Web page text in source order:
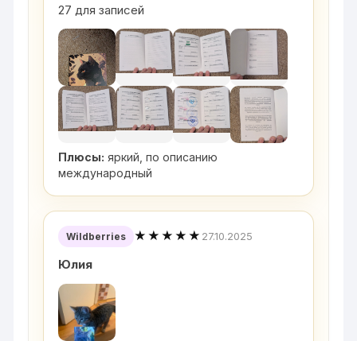
27 для записей
Плюсы: яркий, по описанию
международный
Wildberries ★★★★★ 27.10.2025
Юлия